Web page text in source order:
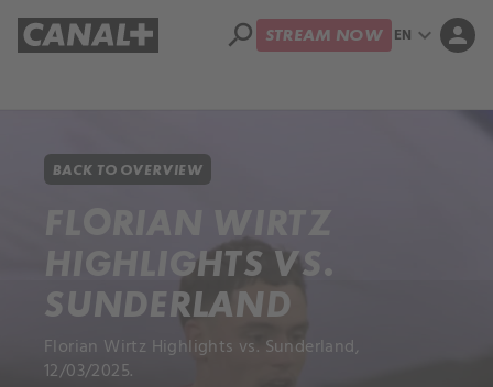
search STREAM NOW EN expand_more person
BACK TO OVERVIEW
FLORIAN WIRTZ
HIGHLIGHTS VS.
SUNDERLAND
Florian Wirtz Highlights vs. Sunderland,
12/03/2025.